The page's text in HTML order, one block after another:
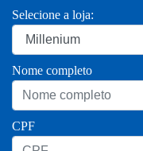
Selecione a loja:
Nome completo
CPF